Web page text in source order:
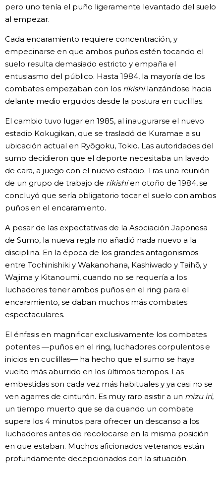
pero uno tenía el puño ligeramente levantado del suelo
al empezar.
Cada encaramiento requiere concentración, y
empecinarse en que ambos puños estén tocando el
suelo resulta demasiado estricto y empaña el
entusiasmo del público. Hasta 1984, la mayoría de los
combates empezaban con los rikishilanzándose hacia
delante medio erguidos desde la postura en cuclillas.
El cambio tuvo lugar en 1985, al inaugurarse el nuevo
estadio Kokugikan, que se trasladó de Kuramae a su
ubicación actual en Ryōgoku, Tokio. Las autoridades del
sumo decidieron que el deporte necesitaba un lavado
de cara, a juego con el nuevo estadio. Tras una reunión
de un grupo de trabajo de rikishien otoño de 1984, se
concluyó que sería obligatorio tocar el suelo con ambos
puños en el encaramiento.
A pesar de las expectativas de la Asociación Japonesa
de Sumo, la nueva regla no añadió nada nuevo a la
disciplina. En la época de los grandes antagonismos
entre Tochinishiki y Wakanohana, Kashiwado y Taihō, y
Wajima y Kitanoumi, cuando no se requería a los
luchadores tener ambos puños en el ring para el
encaramiento, se daban muchos más combates
espectaculares.
El énfasis en magnificar exclusivamente los combates
potentes —puños en el ring, luchadores corpulentos e
inicios en cuclillas— ha hecho que el sumo se haya
vuelto más aburrido en los últimos tiempos. Las
embestidas son cada vez más habituales y ya casi no se
ven agarres de cinturón. Es muy raro asistir a un mizu iri,
un tiempo muerto que se da cuando un combate
supera los 4 minutos para ofrecer un descanso a los
luchadores antes de recolocarse en la misma posición
en que estaban. Muchos aficionados veteranos están
profundamente decepcionados con la situación.